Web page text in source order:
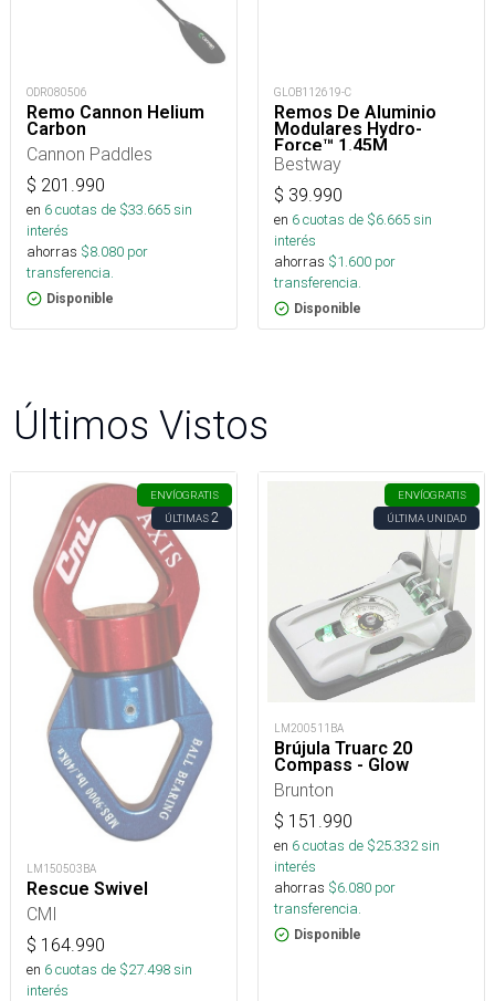
ODR080506
Remo Cannon Helium
Carbon
Cannon Paddles
$ 201.990
en 6cuotas de $33.665sin
interés
ahorras $8.080 por
transferencia.
Disponible
GLOB112619-C
Remos De Aluminio
Modulares Hydro-
Force™ 1.45M
Bestway
$ 39.990
en 6cuotas de $6.665sin
interés
ahorras $1.600 por
transferencia.
Disponible
Últimos Vistos
ENVÍOGRATIS
ÚLTIMAS2
LM150503BA
Rescue Swivel
CMI
$ 164.990
en 6cuotas de $27.498sin
interés
ENVÍOGRATIS
ÚLTIMA UNIDAD
LM200511BA
Brújula Truarc 20
Compass - Glow
Brunton
$ 151.990
en 6cuotas de $25.332sin
interés
ahorras $6.080 por
transferencia.
Disponible